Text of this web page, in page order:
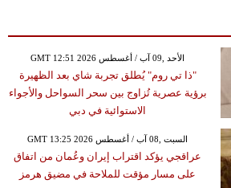
GMT 12:51 2026 الأحد ,09 آب / أغسطس
"ذا تي روم" يُطلق تجربة شاي بعد الظهيرة
برؤية عصرية تُزاوج بين سحر السواحل والأجواء
الاستوائية في دبي
GMT 13:25 2026 السبت ,08 آب / أغسطس
عراقجي يؤكد اقتراب إيران وعُمان من اتفاق
على مسار مؤقت للملاحة في مضيق هرمز